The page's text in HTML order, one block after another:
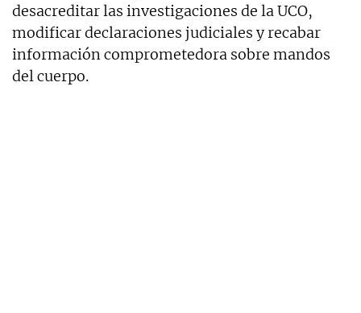
desacreditar las investigaciones de la UCO,
modificar declaraciones judiciales y recabar
información comprometedora sobre mandos
del cuerpo.